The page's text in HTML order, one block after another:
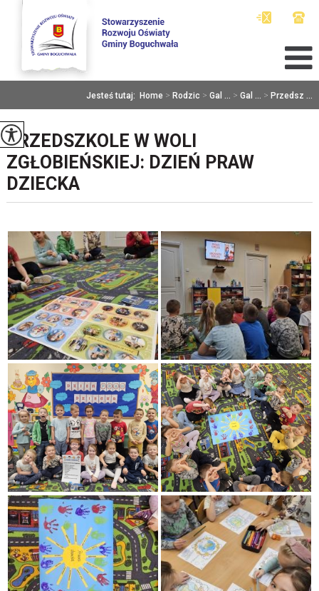
Jesteś tutaj: Home > Rodzic > Gal ... > Gal ... > Przedsz ...
PRZEDSZKOLE W WOLI
ZGŁOBIEŃSKIEJ: DZIEŃ PRAW
DZIECKA